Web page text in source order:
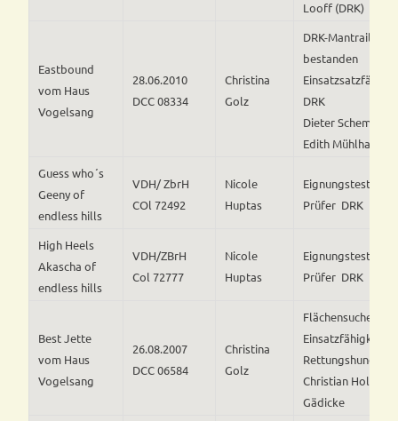
Looff (DRK)
Eastbound
vom Haus
Vogelsang
28.06.2010
DCC 08334
Christina
Golz
DRK-Mantrailer
bestanden
DRK
Dieter
Edith
Guess who´s
Geeny of
endless hills
VDH/ ZbrH
COl 72492
Nicole
Huptas
Eignungstest RH
Prüfer DRK H.
High Heels
Akascha of
endless hills
VDH/ZBrH
Col 72777
Nicole
Huptas
Eignungstest RH
Prüfer DRK H.
Best Jette
vom Haus
Vogelsang
26.08.2007
DCC 06584
Christina
Golz
Flächensuche –
Einsatzfähigkeit
Rettungshund
Christian Holm
Gädicke